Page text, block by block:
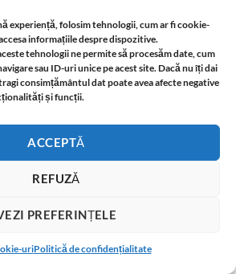
experiență, folosim tehnologii, cum ar fi cookie-
informațiile despre dispozitive.
tehnologii ne permite să procesăm date, cum
sau ID-uri unice pe acest site. Dacă nu îți dai
consimțământul dat poate avea afecte negative
și funcții.
ACCEPTĂ
REFUZĂ
PREFERINȚELE
uriPolitică de confidențialitate
Bratara din argint cu ametist
298,00lei